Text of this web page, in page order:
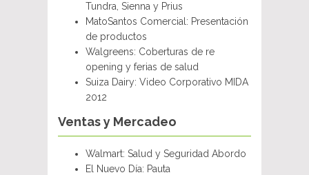
Tundra, Sienna y Prius
MatoSantos Comercial: Presentación
de productos
Walgreens: Coberturas de re
opening y ferias de salud
Suiza Dairy: Video Corporativo MIDA
2012
Ventas y Mercadeo
Walmart: Salud y Seguridad Abordo
El Nuevo Día: Pauta